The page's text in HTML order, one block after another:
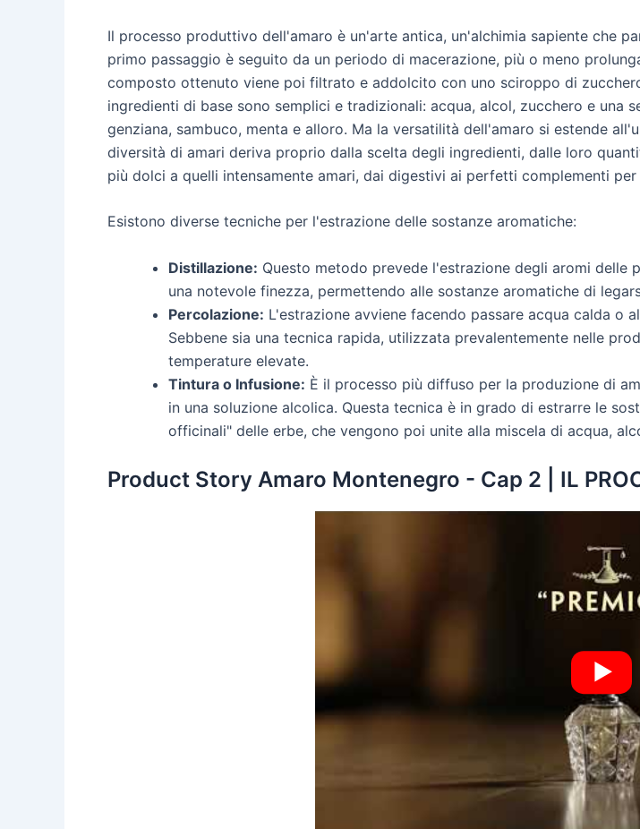
Il processo produttivo dell'amaro è un'arte antica, un'alchimia sapiente che
primo passaggio è seguito da un periodo di macerazione, più o meno
composto ottenuto viene poi filtrato e addolcito con uno sciroppo di
ingredienti di base sono semplici e tradizionali: acqua, alcol, zucchero e una
genziana, sambuco, menta e alloro. Ma la versatilità dell'amaro si estende
diversità di amari deriva proprio dalla scelta degli ingredienti, dalle loro
più dolci a quelli intensamente amari, dai digestivi ai perfetti complementi
Esistono diverse tecniche per l'estrazione delle sostanze aromatiche:
Distillazione: Questo metodo prevede l'estrazione degli aromi delle
una notevole finezza, permettendo alle sostanze aromatiche di
Percolazione: L'estrazione avviene facendo passare acqua calda o
Sebbene sia una tecnica rapida, utilizzata prevalentemente nelle
temperature elevate.
Tintura o Infusione: È il processo più diffuso per la produzione di
in una soluzione alcolica. Questa tecnica è in grado di estrarre le
officinali" delle erbe, che vengono poi unite alla miscela di acqua,
Product Story Amaro Montenegro - Cap 2 | IL